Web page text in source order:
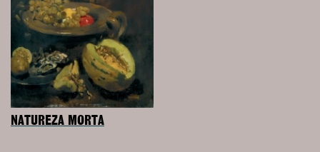
NATUREZA MORTA